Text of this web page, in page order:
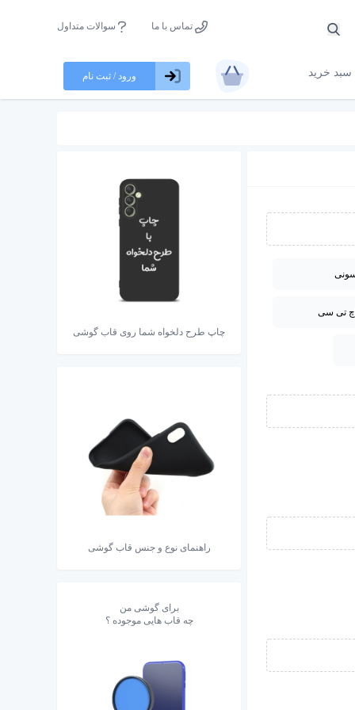
تماس با ما سوالات متداول
سبد خرید ورود / ثبت نام
تی سی
چاپ طرح دلخواه شما روی قاب گوشی
راهنمای نوع و جنس قاب گوشی
برای گوشی من
چه قاب هایی موجوده ؟